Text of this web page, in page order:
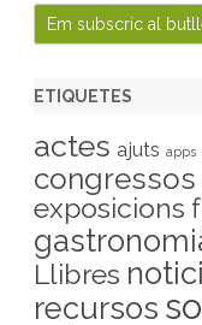
ETIQUETES
actes ajuts apps
congressos
exposicions
Llibres
recursos